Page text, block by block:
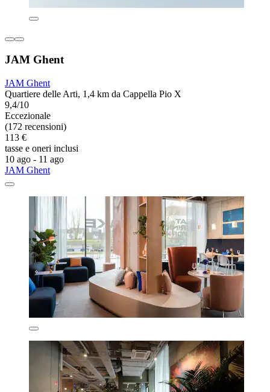
JAM Ghent
JAM Ghent
Quartiere delle Arti, 1,4 km da Cappella Pio X
9,4/10
Eccezionale
(172 recensioni)
113 €
tasse e oneri inclusi
10 ago - 11 ago
JAM Ghent